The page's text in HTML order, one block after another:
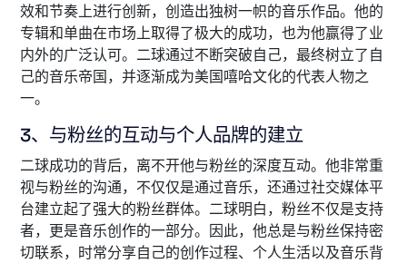
效和节奏上进行创新，创造出独树一帜的音乐作品。他的
专辑和单曲在市场上取得了极大的成功，也为他赢得了业
内外的广泛认可。二球通过不断突破自己，最终树立了自
己的音乐帝国，并逐渐成为美国嘻哈文化的代表人物之
一。
3、与粉丝的互动与个人品牌的建立
二球成功的背后，离不开他与粉丝的深度互动。他非常重
视与粉丝的沟通，不仅仅是通过音乐，还通过社交媒体平
台建立起了强大的粉丝群体。二球明白，粉丝不仅是支持
者，更是音乐创作的一部分。因此，他总是与粉丝保持密
切联系，时常分享自己的创作过程、个人生活以及音乐背